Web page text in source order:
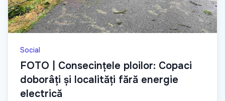
Social
FOTO | Consecințele ploilor: Copaci
doborâți și localități fără energie
electrică